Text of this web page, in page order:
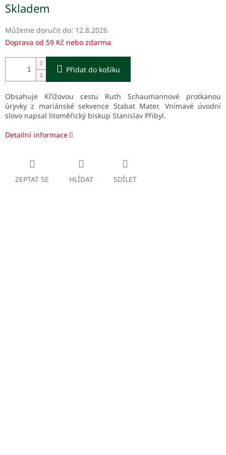
cena:
Skladem
Můžeme doručit do: 12.8.2026
Doprava od 59 Kč nebo zdarma
Přidat do košíku
Obsahuje Křížovou cestu Ruth Schaumannové protkanou
úryvky z mariánské sekvence Stabat Mater. Vnímavé úvodní
slovo napsal litoměřický biskup Stanislav Přibyl.
Detailní informace
ZEPTAT SE HLÍDAT SDÍLET